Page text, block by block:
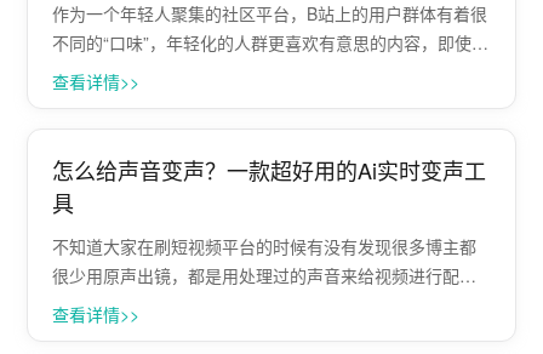
作为一个年轻人聚集的社区平台，B站上的用户群体有着很
不同的“口味”，年轻化的人群更喜欢有意思的内容，即使是
在直播的时候也是如此，如果你可以使用变声软件将自己
直播反响。 在直播中怎样将自己的声···
查看详情>>
怎么给声音变声？一款超好用的Ai实时变声工
具
不知道大家在刷短视频平台的时候有没有发现很多博主都
很少用原声出镜，都是用处理过的声音来给视频进行配
音，这样的声音会给视频画面增加更多趣味，吸引人看下
查看详情>>